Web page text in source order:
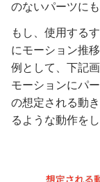
のないパーツに
もし、使用する
にモーション推
例として、下記
モーションにパ
の想定される動
るような動作をし